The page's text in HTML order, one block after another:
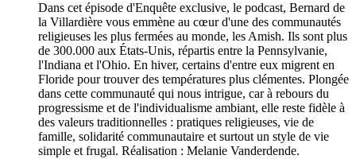
Dans cet épisode d'Enquête exclusive, le podcast, Bernard de
la Villardière vous emmène au cœur d'une des communautés
religieuses les plus fermées au monde, les Amish. Ils sont plus
de 300.000 aux États-Unis, répartis entre la Pennsylvanie,
l'Indiana et l'Ohio. En hiver, certains d'entre eux migrent en
Floride pour trouver des températures plus clémentes. Plongée
dans cette communauté qui nous intrigue, car à rebours du
progressisme et de l'individualisme ambiant, elle reste fidèle à
des valeurs traditionnelles : pratiques religieuses, vie de
famille, solidarité communautaire et surtout un style de vie
simple et frugal. Réalisation : Melanie Vanderdende.